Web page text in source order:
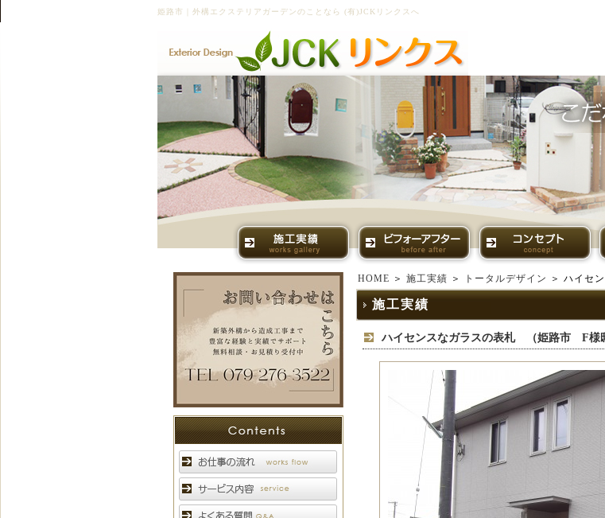
姫路市｜外構エクステリアガーデンのことなら (有)JCKリンクスへ
HOME ＞ 施工実績 ＞ トータルデザイン ＞ ハイセ
施工実績
ハイセンスなガラスの表札 （姫路市 F様